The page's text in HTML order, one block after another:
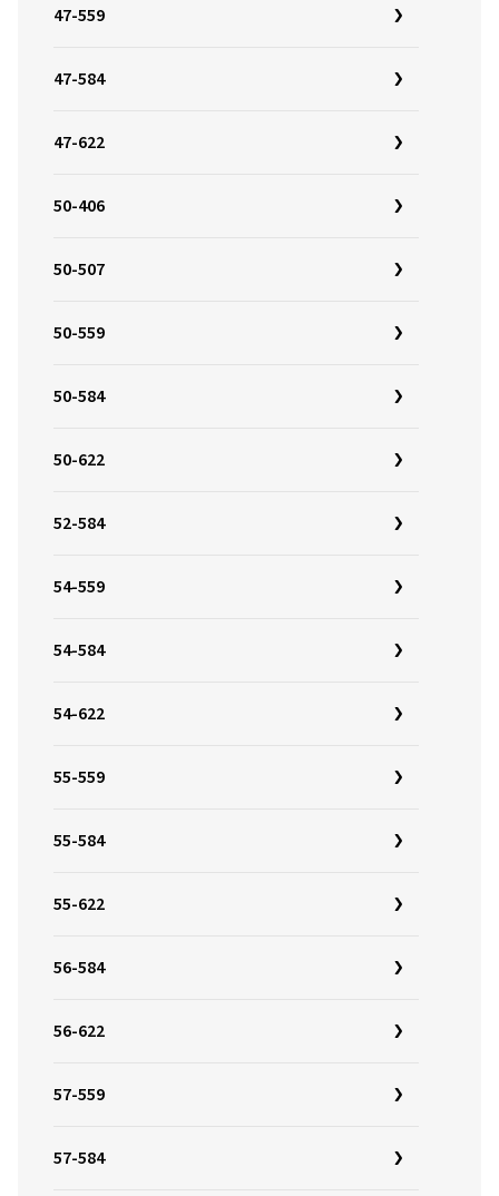
47-559
47-584
47-622
50-406
50-507
50-559
50-584
50-622
52-584
54-559
54-584
54-622
55-559
55-584
55-622
56-584
56-622
57-559
57-584